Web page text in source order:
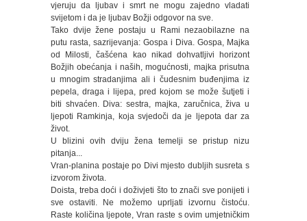
vjeruju da ljubav i smrt ne mogu zajedno vladati
svijetom i da je ljubav Božji odgovor na sve.
Tako dvije žene postaju u Rami nezaobilazne na
putu rasta, sazrijevanja: Gospa i Diva. Gospa, Majka
od Milosti, čašćena kao nikad dohvatljivi horizont
Božjih obećanja i naših, mogućnosti, majka prisutna
u mnogim stradanjima ali i čudesnim buđenjima iz
pepela, draga i lijepa, pred kojom se može šutjeti i
biti shvaćen. Diva: sestra, majka, zaručnica, živa u
ljepoti Ramkinja, koja svjedoči da je ljepota dar za
život.
U blizini ovih dviju žena temelji se pristup nizu
pitanja...
Vran-planina postaje po Divi mjesto dubljih susreta s
izvorom života.
Doista, treba doći i doživjeti što to znači sve ponijeti i
sve ostaviti. Ne možemo uprljati izvornu čistoću.
Raste količina ljepote, Vran raste s ovim umjetničkim